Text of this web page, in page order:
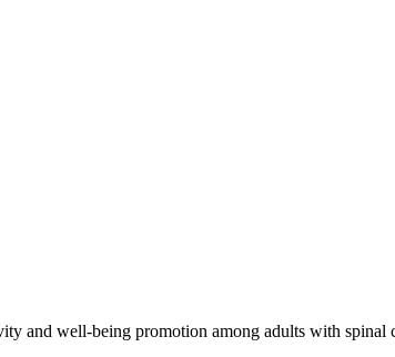
and well-being promotion among adults with